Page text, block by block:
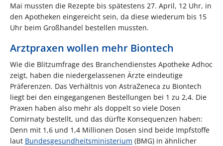
Mai mussten die Rezepte bis spätestens 27. April, 12 Uhr, in
den Apotheken eingereicht sein, da diese wiederum bis 15
Uhr beim Großhandel bestellen mussten.
Arztpraxen wollen mehr Biontech
Wie die Blitzumfrage des Branchendienstes Apotheke Adhoc
zeigt, haben die niedergelassenen Ärzte eindeutige
Präferenzen. Das Verhältnis von AstraZeneca zu Biontech
liegt bei den eingegangenen Bestellungen bei 1 zu 2,4. Die
Praxen haben also mehr als doppelt so viele Dosen
Comirnaty bestellt, und das dürfte Konsequenzen haben:
Denn mit 1,6 und 1,4 Millionen Dosen sind beide Impfstoffe
laut Bundesgesundheitsministerium (BMG) in ähnlicher